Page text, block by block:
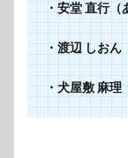
・安堂 直行（
・渡辺 しおん
・犬屋敷 麻理